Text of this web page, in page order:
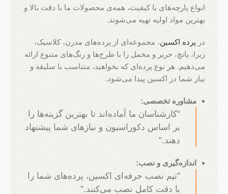
انواع پارچه‌های با کیفیت، همه‌ی محصولات ما با دقت بالا و
بهترین مواد اولیه تهیه می‌شوند.
درپرده اکسین، مجموعه‌ای از پرده‌های مدرن، کلاسیک،
زبرا، پانچ، حریر و مخمل را با طرح‌ها و رنگ‌های متنوع ارائه
می‌دهیم. هر نوع پرده‌ای که بخواهید، متناسب با سلیقه و
نیاز شما در اکسین پیدا می‌شود.
مشاوره تخصصی:
"کارشناسان ما آماده‌اند تا بهترین گزینه‌ها را
بر اساس دکوراسیون و نیازهای شما پیشنهاد
دهند."
اندازه‌گیری و نصب:
"تیم نصب حرفه‌ای اکسین، پرده‌های شما را
با دقت کامل نصب می‌کنند."